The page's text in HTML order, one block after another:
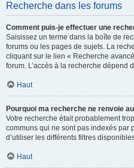
Recherche dans les forums
Comment puis-je effectuer une
Saisissez un terme dans la boîte de
forums ou les pages de sujets. La
cliquant sur le lien « Recherche
forum. L’accès à la recherche dépend
Haut
Pourquoi ma recherche ne renvoie
Votre recherche était probablement
communs qui ne sont pas indexés par
d’utiliser les différents filtres
Haut